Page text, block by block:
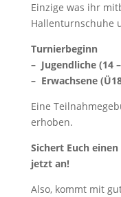
Einzige was ihr
Hallenturnschuhe
Turnierbeginn
– Jugendliche (14
– Erwachsene
Eine
erhoben.
Sichert Euch
jetzt an!
Also, kommt mit